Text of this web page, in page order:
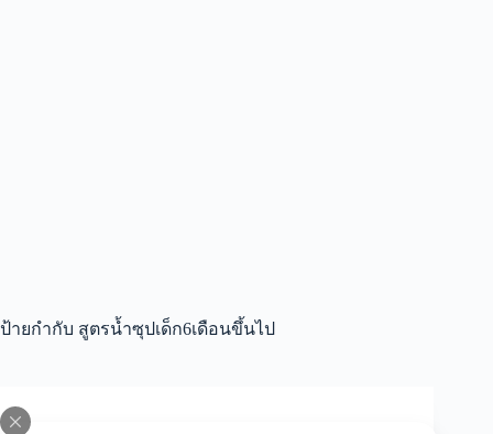
ป้ายกำกับ สูตรน้ำซุปเด็ก6เดือนขึ้นไป